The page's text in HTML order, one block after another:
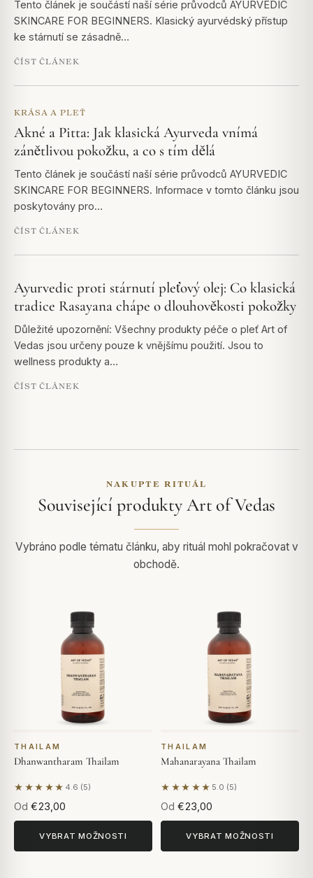
Tento článek je součástí naší série průvodců AYURVEDIC
SKINCARE FOR BEGINNERS. Klasický ayurvédský přístup
ke stárnutí se zásadně…
ČÍST ČLÁNEK
KRÁSA A PLEŤ
Akné a Pitta: Jak klasická Ayurveda vnímá
zánětlivou pokožku, a co s tím dělá
Tento článek je součástí naší série průvodců AYURVEDIC
SKINCARE FOR BEGINNERS. Informace v tomto článku jsou
poskytovány pro…
ČÍST ČLÁNEK
Ayurvedic proti stárnutí pleťový olej: Co klasická
tradice Rasayana chápe o dlouhověkosti pokožky
Důležité upozornění: Všechny produkty péče o pleť Art of
Vedas jsou určeny pouze k vnějšímu použití. Jsou to
wellness produkty a…
ČÍST ČLÁNEK
NAKUPTE RITUÁL
Související produkty Art of Vedas
Vybráno podle tématu článku, aby rituál mohl pokračovat v
obchodě.
THAILAM
Dhanwantharam Thailam
★★★★★ 4.6 (5)
Na základě 5 hodnocení
Od €23,00
VYBRAT MOŽNOSTI
THAILAM
Mahanarayana Thailam
★★★★★ 5.0 (5)
Na základě 5 hodnocení
Od €23,00
VYBRAT MOŽNOSTI